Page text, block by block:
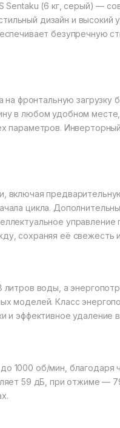
Sentaku (6 кг, серый) —
дизайн и высокий
безупречную
на фронтальную
в любом удобном
параметров.
включая
цикла.
сохраняя её свежесть
воды, а
моделей. Класс
и эффективное удаление
1000 об/мин, благодаря
59 дБ, при отжиме —